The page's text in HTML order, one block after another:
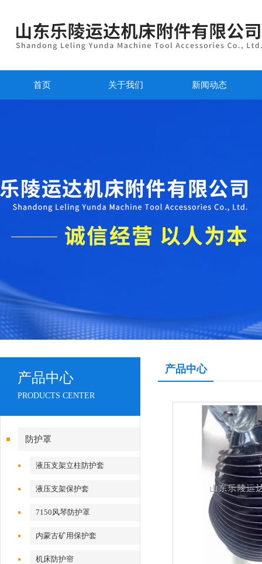
首页 关于我们 新闻动态
产品中心
PRODUCTS CENTER
防护罩
液压支架立柱防护套
液压支架保护套
7150风琴防护罩
内蒙古矿用保护套
机床防护帘
产品中心